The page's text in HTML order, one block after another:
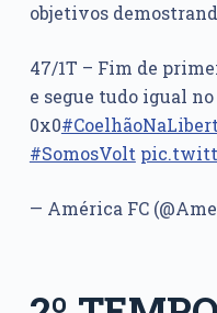
objetivos
47/1T – Fim de
e segue tudo igual
0x0
#SomosVolt
— América FC